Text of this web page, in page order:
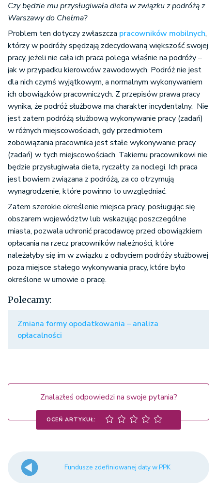
Czy będzie mu przysługiwała dieta w związku z podróżą z
Warszawy do Chełma?
Problem ten dotyczy zwłaszcza pracowników mobilnych,
którzy w podróży spędzają zdecydowaną większość swojej
pracy, jeżeli nie cała ich praca polega właśnie na podróży –
jak w przypadku kierowców zawodowych. Podróż nie jest
dla nich czymś wyjątkowym, a normalnym wykonywaniem
ich obowiązków pracowniczych. Z przepisów prawa pracy
wynika, że podróż służbowa ma charakter incydentalny. Nie
jest zatem podróżą służbową wykonywanie pracy (zadań)
w różnych miejscowościach, gdy przedmiotem
zobowiązania pracownika jest stałe wykonywanie pracy
(zadań) w tych miejscowościach. Takiemu pracownikowi nie
będzie przysługiwała dieta, ryczałty za noclegi. Ich praca
jest bowiem związana z podróżą, za co otrzymują
wynagrodzenie, które powinno to uwzględniać.
Zatem szerokie określenie miejsca pracy, posługując się
obszarem województw lub wskazując poszczególne
miasta, pozwala uchronić pracodawcę przed obowiązkiem
opłacania na rzecz pracowników należności, które
należałyby się im w związku z odbyciem podróży służbowej
poza miejsce stałego wykonywania pracy, które było
określone w umowie o pracę.
Polecamy:
Zmiana formy opodatkowania – analiza
opłacalności
Znalazłeś odpowiedzi na swoje pytania?
OCEŃ ARTYKUŁ:
Fundusze zdefiniowanej daty w PPK